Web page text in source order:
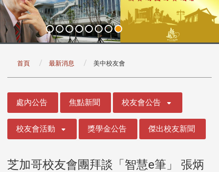
首頁 最新消息 美中校友會
處內公告 焦點新聞 校友會公告
校友會活動 獎學金公告 傑出校友新聞
芝加哥校友會團拜談「智慧e筆」 張炳